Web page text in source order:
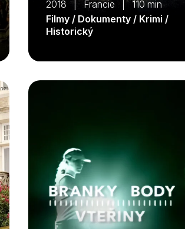
2018 | Francie | 110 min
Filmy / Dokumenty / Krimi /
Historický